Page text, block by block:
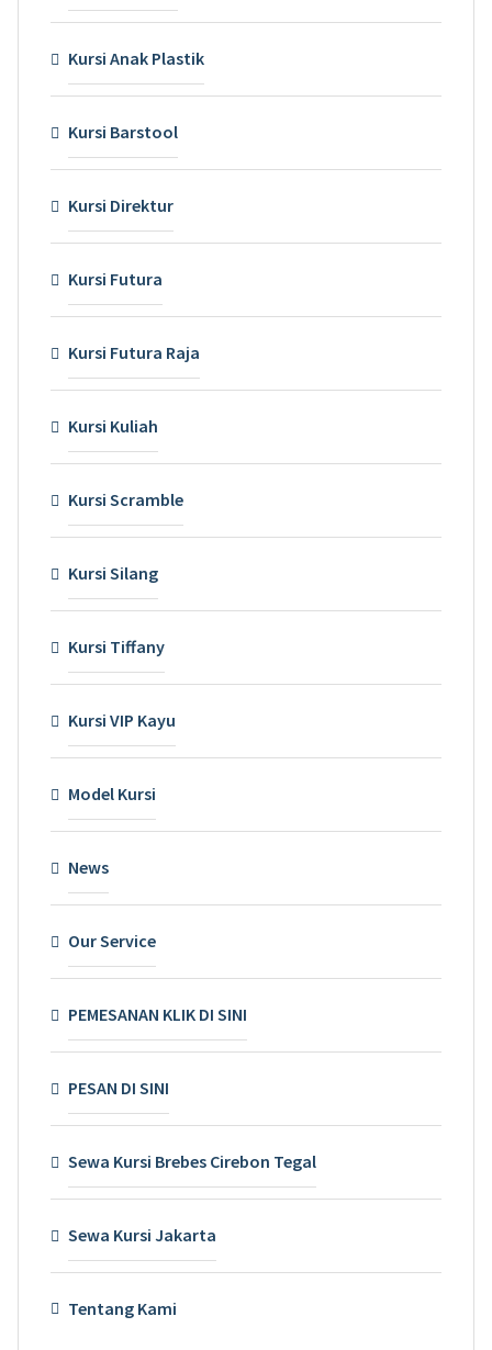
Kursi Anak Plastik
Kursi Barstool
Kursi Direktur
Kursi Futura
Kursi Futura Raja
Kursi Kuliah
Kursi Scramble
Kursi Silang
Kursi Tiffany
Kursi VIP Kayu
Model Kursi
News
Our Service
PEMESANAN KLIK DI SINI
PESAN DI SINI
Sewa Kursi Brebes Cirebon Tegal
Sewa Kursi Jakarta
Tentang Kami